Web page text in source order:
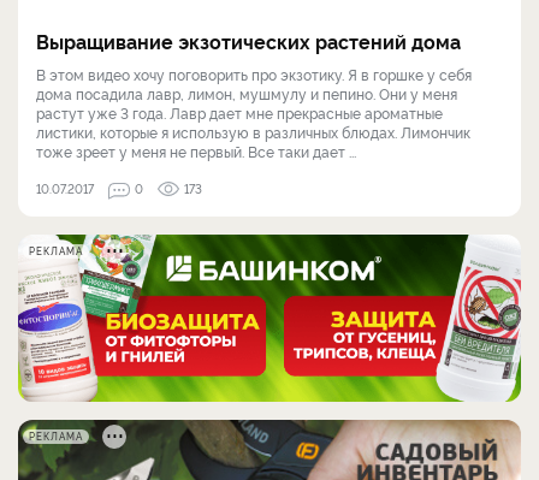
Выращивание экзотических растений дома
В этом видео хочу поговорить про экзотику. Я в горшке у себя
дома посадила лавр, лимон, мушмулу и пепино. Они у меня
растут уже 3 года. Лавр дает мне прекрасные ароматные
листики, которые я использую в различных блюдах. Лимончик
тоже зреет у меня не первый. Все таки дает ...
10.07.2017 0 173
РЕКЛАМА
РЕКЛАМА